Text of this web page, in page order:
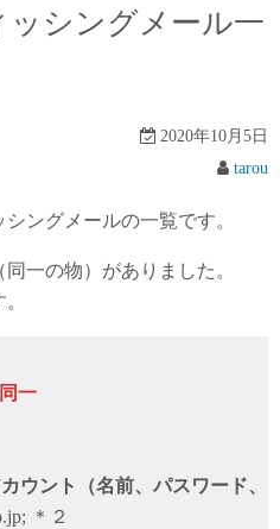
シングメール一
2020年10月5日
tarou
ングメールの一覧です。
一の物）がありました。
一
ウント（名前、パスワード、
＊２